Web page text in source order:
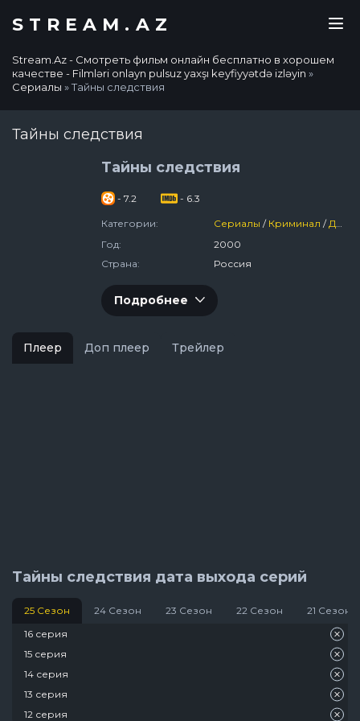
STREAM.AZ
Stream.Az - Смотреть фильм онлайн бесплатно в хорошем
качестве - Filmləri onlayn pulsuz yaxşı keyfiyyətdə izləyin »
Сериалы » Тайны следствия
Тайны следствия
Тайны следствия
- 7.2 - 6.3
Категории: Сериалы / Криминал /Детектив
Год:
2000
Страна:
Россия
Подробнее
Плеер Доп плеер Трейлер
Тайны следствия дата выхода серий
25 Сезон 24 Сезон 23 Сезон 22 Сезон
21 Сезон
16 серия
15 серия
14 серия
13 серия
12 серия